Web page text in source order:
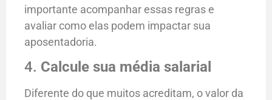
importante acompanhar essas regras e
avaliar como elas podem impactar sua
aposentadoria.
4. Calcule sua média salarial
Diferente do que muitos acreditam, o valor da